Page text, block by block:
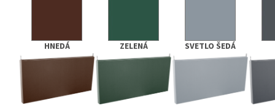
HNEDÁ ZELENÁ SVETLO ŠEDÁ